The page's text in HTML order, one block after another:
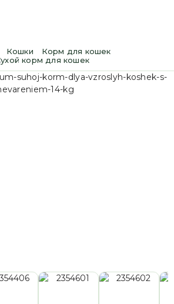
Кошки
Корм для кошек
Сухой корм для кошек